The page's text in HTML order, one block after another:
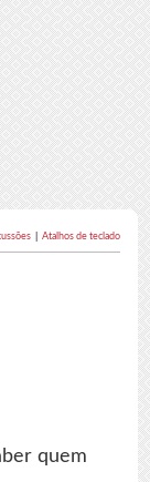
Atalhos de teclado
quem